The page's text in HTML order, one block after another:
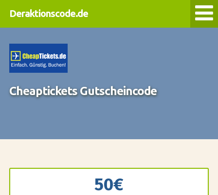
Deraktionscode.de
Cheaptickets Gutscheincode
50€